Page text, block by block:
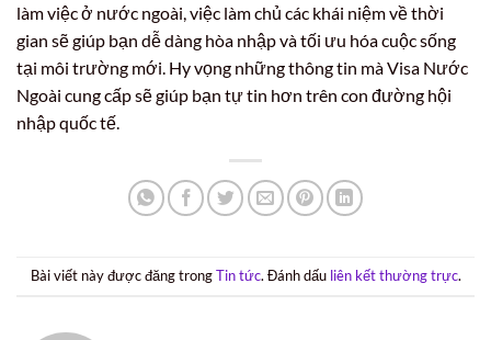
làm việc ở nước ngoài, việc làm chủ các khái niệm về thời
gian sẽ giúp bạn dễ dàng hòa nhập và tối ưu hóa cuộc sống
tại môi trường mới. Hy vọng những thông tin mà Visa Nước
Ngoài cung cấp sẽ giúp bạn tự tin hơn trên con đường hội
nhập quốc tế.
Bài viết này được đăng trongTin tức. Đánh dấu liên kết thường trực.